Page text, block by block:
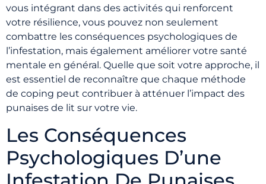
vous intégrant dans des activités qui renforcent
votre résilience, vous pouvez non seulement
combattre les conséquences psychologiques de
l’infestation, mais également améliorer votre santé
mentale en général. Quelle que soit votre approche, il
est essentiel de reconnaître que chaque méthode
de coping peut contribuer à atténuer l’impact des
punaises de lit sur votre vie.
Les Conséquences
Psychologiques D’une